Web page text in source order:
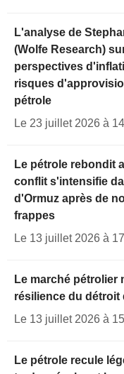
L'analyse de
(Wolfe Research)
perspectives
risques
pétrole
Le 23 juillet 2026 à
Le pétrole rebondit
conflit s'intensifie
d'Ormuz après de
frappes
Le 13 juillet 2026 à
Le marché pétrolier
résilience du détroit
Le 13 juillet 2026 à
Le pétrole recule